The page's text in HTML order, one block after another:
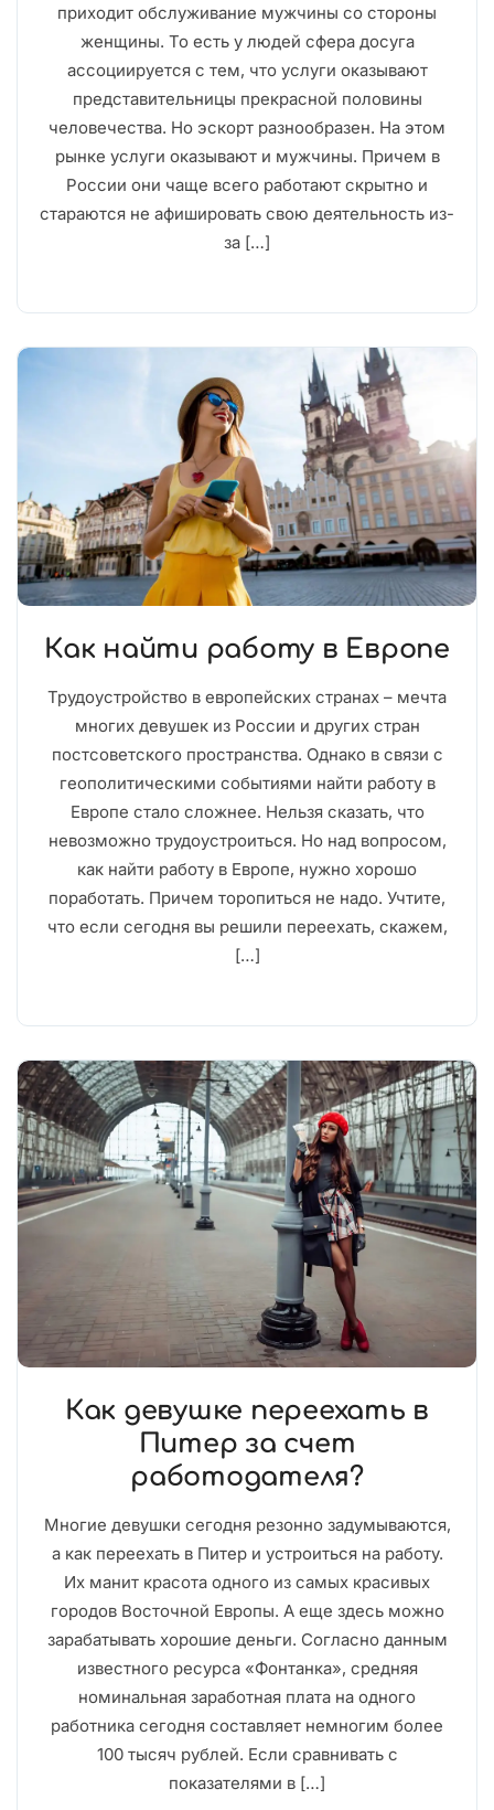
приходит обслуживание мужчины со стороны
женщины. То есть у людей сфера досуга
ассоциируется с тем, что услуги оказывают
представительницы прекрасной половины
человечества. Но эскорт разнообразен. На этом
рынке услуги оказывают и мужчины. Причем в
России они чаще всего работают скрытно и
стараются не афишировать свою деятельность из-
за […]
Как найти работу в Европе
Трудоустройство в европейских странах – мечта
многих девушек из России и других стран
постсоветского пространства. Однако в связи с
геополитическими событиями найти работу в
Европе стало сложнее. Нельзя сказать, что
невозможно трудоустроиться. Но над вопросом,
как найти работу в Европе, нужно хорошо
поработать. Причем торопиться не надо. Учтите,
что если сегодня вы решили переехать, скажем,
[…]
Как девушке переехать в
Питер за счет
работодателя?
Многие девушки сегодня резонно задумываются,
а как переехать в Питер и устроиться на работу.
Их манит красота одного из самых красивых
городов Восточной Европы. А еще здесь можно
зарабатывать хорошие деньги. Согласно данным
известного ресурса «Фонтанка», средняя
номинальная заработная плата на одного
работника сегодня составляет немногим более
100 тысяч рублей. Если сравнивать с
показателями в […]